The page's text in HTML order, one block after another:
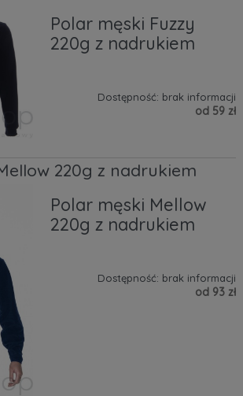
Polar męski Fuzzy
220g z nadrukiem
Dostępność: brak informacji
od 59 zł
220g z nadrukiem
Polar męski Mellow
220g z nadrukiem
Dostępność: brak informacji
od 93 zł